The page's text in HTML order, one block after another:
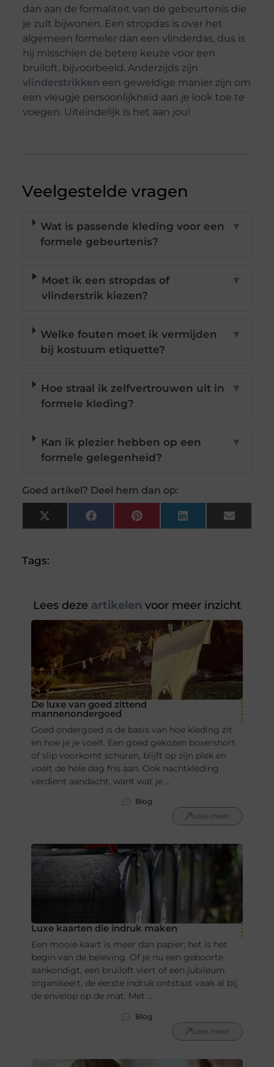
dan aan de formaliteit van de gebeurtenis die
je zult bijwonen. Een stropdas is over het
algemeen formeler dan een vlinderdas, dus is
hij misschien de betere keuze voor een
bruiloft, bijvoorbeeld. Anderzijds zijn
vlinderstrikken een geweldige manier zijn om
een vleugje persoonlijkheid aan je look toe te
voegen. Uiteindelijk is het aan jou!
Veelgestelde vragen
Wat is passende kleding voor een
formele gebeurtenis?
▼
Moet ik een stropdas of
vlinderstrik kiezen?
▼
Welke fouten moet ik vermijden
bij kostuum etiquette?
▼
Hoe straal ik zelfvertrouwen uit in
formele kleding?
▼
Kan ik plezier hebben op een
formele gelegenheid?
▼
Goed artikel? Deel hem dan op:
X
(Twitter)
FacebookPinterestLinkedInEmail
Tags:
Lees deze artikelen voor meer inzicht
De luxe van goed zittend
mannenondergoed
Goed ondergoed is de basis van hoe kleding zit
en hoe je je voelt. Een goed gekozen boxershort
of slip voorkomt schuren, blijft op zijn plek en
voelt de hele dag fris aan. Ook nachtkleding
verdient aandacht, want wat je ...
Blog
Lees meer
Luxe kaarten die indruk maken
Een mooie kaart is meer dan papier; het is het
begin van de beleving. Of je nu een geboorte
aankondigt, een bruiloft viert of een jubileum
organiseert, de eerste indruk ontstaat vaak al bij
de envelop op de mat. Met ...
Blog
Lees meer